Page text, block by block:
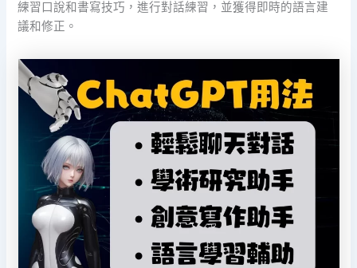
練習口說和書寫技巧，進行對話練習，並獲得即時的語言建
議和修正。